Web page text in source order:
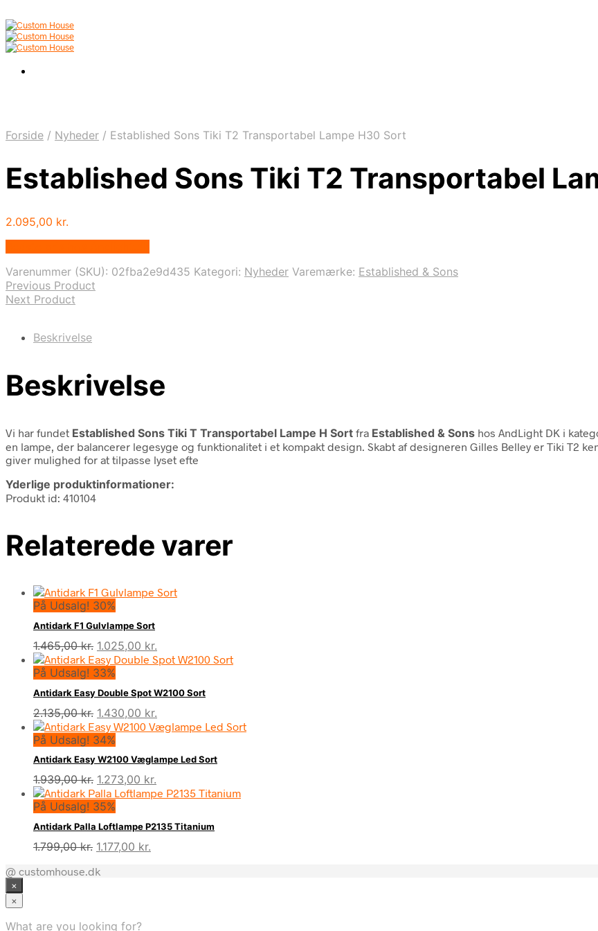
Forside / Nyheder / Established Sons Tiki T2 Transportabel Lampe H30 Sort
Established Sons Tiki T2 Transportabel
2.095,00 kr.
Varenummer (SKU): 02fba2e9d435 Kategori: Nyheder Varemærke: Established & Sons
Previous Product
Next Product
Beskrivelse
Beskrivelse
Vi har fundet Established Sons Tiki T Transportabel Lampe H Sort fra Established & Sons hos AndLight DK i
en lampe, der balancerer legesyge og funktionalitet i et kompakt design. Skabt af designeren Gilles Belley er Tiki T2
giver mulighed for at tilpasse lyset efte
Yderlige produktinformationer:
Produkt id: 410104
Relaterede varer
På Udsalg! 30%
Antidark F1 Gulvlampe Sort
1.465,00kr. Den
oprindelige
pris
var:
1.465,00 kr..
1.025,00 kr.
aktuelle
er:
1.025,00 kr..
På Udsalg! 33%
Antidark Easy Double Spot W2100 Sort
2.135,00kr. Den
oprindelige
pris
var:
2.135,00 kr..
1.430,00 kr.
aktuelle
1.430,00 kr..
På Udsalg! 34%
Antidark Easy W2100 Væglampe Led Sort
1.939,00kr. Den
oprindelige
pris
var:
1.939,00 kr..
1.273,00 kr.
aktuelle
er:
1.273,00 kr..
På Udsalg! 35%
Antidark Palla Loftlampe P2135 Titanium
1.799,00kr. Den
pris
1.177,00 kr.
@ customhouse.dk
×
×
What are you looking for?